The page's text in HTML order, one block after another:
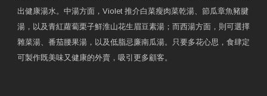
出健康湯水。中湯方面，Violet 推介白菜瘦肉菜乾湯、節瓜章魚豬腱
湯，以及青紅蘿蔔栗子鮮淮山花生眉豆素湯；而西湯方面，則可選擇
雜菜湯、番茄腰果湯，以及低脂忌廉南瓜湯。只要多花心思，食肆定
可製作既美味又健康的外賣，吸引更多顧客。